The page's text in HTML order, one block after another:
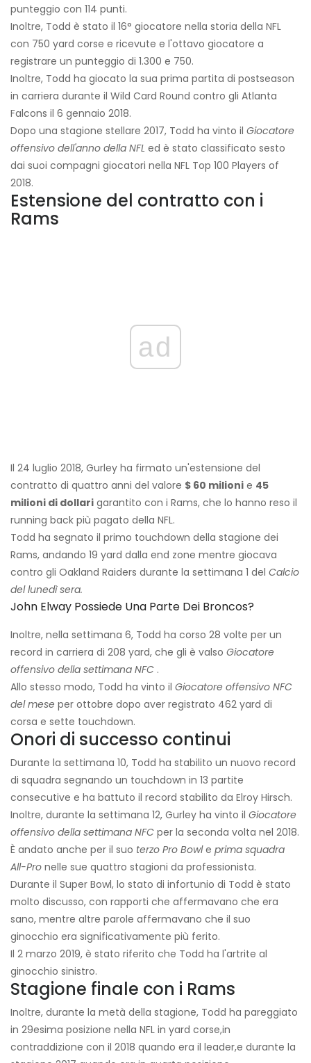
punteggio con 114 punti.
Inoltre, Todd è stato il 16° giocatore nella storia della NFL
con 750 yard corse e ricevute e l'ottavo giocatore a
registrare un punteggio di 1.300 e 750.
Inoltre, Todd ha giocato la sua prima partita di postseason
in carriera durante il Wild Card Round contro gli Atlanta
Falcons il 6 gennaio 2018.
Dopo una stagione stellare 2017, Todd ha vinto il Giocatore
offensivo dell'anno della NFL ed è stato classificato sesto
dai suoi compagni giocatori nella NFL Top 100 Players of
2018.
Estensione del contratto con i
Rams
ad
Il 24 luglio 2018, Gurley ha firmato un'estensione del
contratto di quattro anni del valore $ 60 milioni e 45
milioni di dollari garantito con i Rams, che lo hanno reso il
running back più pagato della NFL.
Todd ha segnato il primo touchdown della stagione dei
Rams, andando 19 yard dalla end zone mentre giocava
contro gli Oakland Raiders durante la settimana 1 del Calcio
del lunedì sera.
John Elway Possiede Una Parte Dei Broncos?
Inoltre, nella settimana 6, Todd ha corso 28 volte per un
record in carriera di 208 yard, che gli è valso Giocatore
offensivo della settimana NFC .
Allo stesso modo, Todd ha vinto il Giocatore offensivo NFC
del mese per ottobre dopo aver registrato 462 yard di
corsa e sette touchdown.
Onori di successo continui
Durante la settimana 10, Todd ha stabilito un nuovo record
di squadra segnando un touchdown in 13 partite
consecutive e ha battuto il record stabilito da Elroy Hirsch.
Inoltre, durante la settimana 12, Gurley ha vinto il Giocatore
offensivo della settimana NFC per la seconda volta nel 2018.
È andato anche per il suo terzo Pro Bowle prima squadra
All-Pro nelle sue quattro stagioni da professionista.
Durante il Super Bowl, lo stato di infortunio di Todd è stato
molto discusso, con rapporti che affermavano che era
sano, mentre altre parole affermavano che il suo
ginocchio era significativamente più ferito.
Il 2 marzo 2019, è stato riferito che Todd ha l'artrite al
ginocchio sinistro.
Stagione finale con i Rams
Inoltre, durante la metà della stagione, Todd ha pareggiato
in 29esima posizione nella NFL in yard corse,in
contraddizione con il 2018 quando era il leader,e durante la